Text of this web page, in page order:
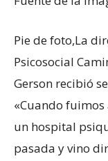
Pie de foto,La
Psicosocial
Gerson recibió
«Cuando
un hospital
pasada y vino